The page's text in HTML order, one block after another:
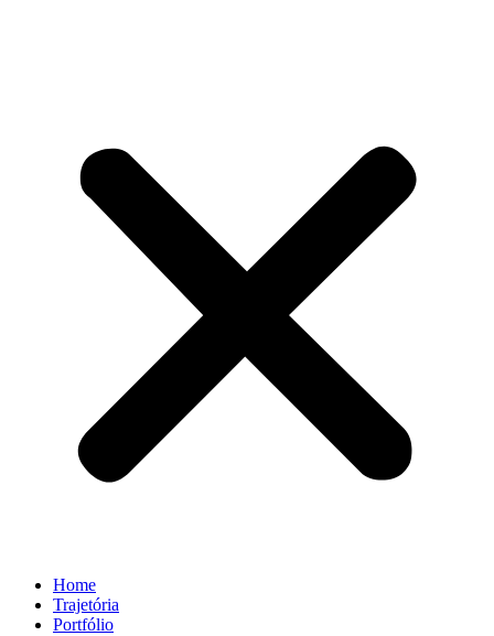
Home
Trajetória
Portfólio